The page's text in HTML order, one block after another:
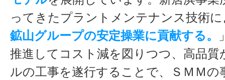
ってきたプラントメンテナンス技術
鉱山グループの安定操業に貢献する。
推進してコスト減を図りつつ、高品質
ルの工事を遂行することで、ＳＭＭの